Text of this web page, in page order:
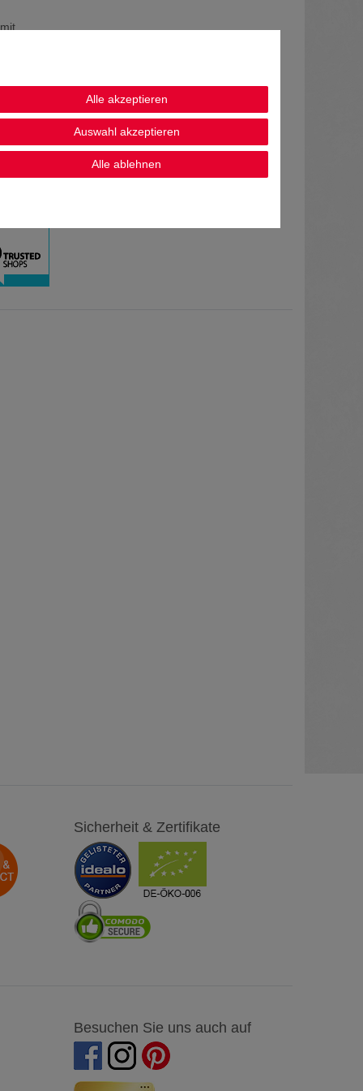
Sicherheit & Zertifikate
Besuchen Sie uns auch auf
Alle akzeptieren
Auswahl akzeptieren
Alle ablehnen